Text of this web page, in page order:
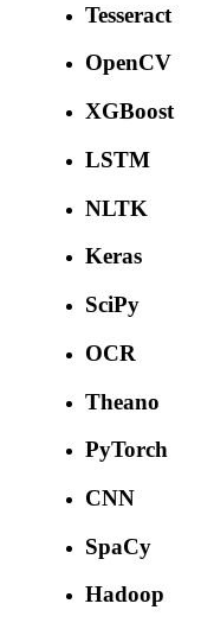
Tesseract
OpenCV
XGBoost
LSTM
NLTK
Keras
SciPy
OCR
Theano
PyTorch
CNN
SpaCy
Hadoop